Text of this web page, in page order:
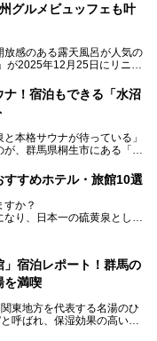
グルメビュッフェも叶
感のある露天風呂が人気の
が2025年12月25日にリニュ
州グルメにこだわったビュ
ルバスで楽々、さらに草津
泉 大東舘」「亀の井ホテ
津リゾート」を徹底レポー
ティ株式会社【PR】
ゾートのPR記事です。
！宿泊もできる「水沼
本格サウナが待っている」
、群馬県桐生市にある「駅
もできる「サウナの森」、
な駅直結の「水沼の湯」の
ウナー、そして電車旅好き
すめホテル・旅館10選
か？
り、日本一の硫黄泉として
てみました！万座温泉の楽
ます。
混浴可能な温泉まで、おす
」宿泊レポート！群馬の
を満喫
東地方を代表する名湯のひ
呼ばれ、保湿効果の高い美